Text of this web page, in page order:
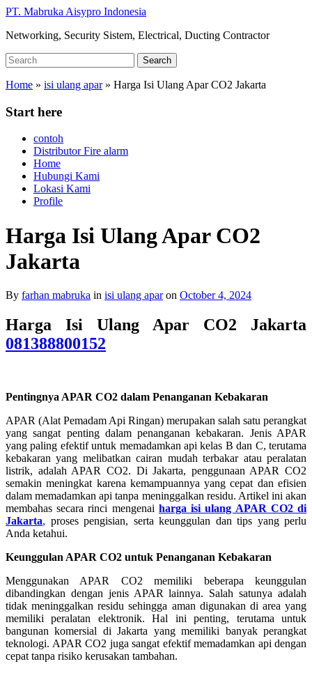
Skip
main
PT. Mabruka Aisypro Indonesia
Networking, Security Sistem, Electrical, Ducting Contractor
Search
for:
Search
Home » isi ulang apar» Harga Isi Ulang Apar CO2 Jakarta
Start here
contoh
Distributor Fire alarm
Home
Hubungi Kami
Lokasi Kami
Profile
Harga Isi Ulang Apar CO2
Jakarta
By farhan mabruka in isi ulang aparon October 4, 2024
Harga Isi Ulang Apar CO2 Jakarta
081388800152
Pentingnya APAR CO2 dalam Penanganan Kebakaran
APAR (Alat Pemadam Api Ringan) merupakan salah satu perangkat
yang sangat penting dalam penanganan kebakaran. Jenis APAR
yang paling efektif untuk memadamkan api kelas B dan C, terutama
kebakaran yang melibatkan cairan mudah terbakar atau peralatan
listrik, adalah APAR CO2. Di Jakarta, penggunaan APAR CO2
semakin meningkat karena kemampuannya yang cepat dan efisien
dalam memadamkan api tanpa meninggalkan residu. Artikel ini akan
membahas secara rinci mengenai harga isi ulang APAR CO2 di
Jakarta, proses pengisian, serta keunggulan dan tips yang perlu
Anda ketahui.
Keunggulan APAR CO2 untuk Penanganan Kebakaran
Menggunakan APAR CO2 memiliki beberapa keunggulan
dibandingkan dengan jenis APAR lainnya. Salah satunya adalah
tidak meninggalkan residu sehingga aman digunakan di area yang
memiliki peralatan elektronik. Hal ini penting, terutama untuk
bangunan komersial di Jakarta yang memiliki banyak perangkat
teknologi. APAR CO2 juga sangat efektif memadamkan api dengan
cepat tanpa risiko kerusakan tambahan.